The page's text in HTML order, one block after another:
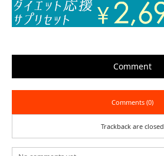
Comment
Comments (0)
Trackback are closed